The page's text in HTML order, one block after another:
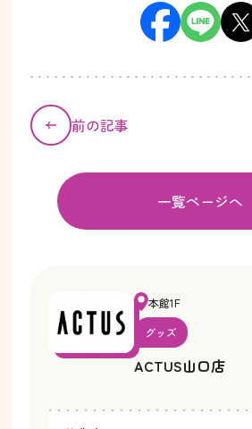
前の記事
一覧ページへ
本館1F
グッズ
ACTUS山口店